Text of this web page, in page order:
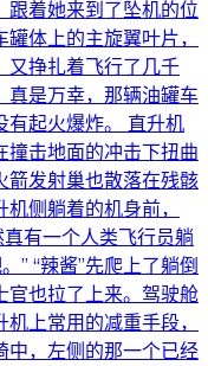
跟着她来到了坠机的位
体上的主旋翼叶片，
又挣扎着飞行了几千
真是万幸，那辆油罐车
有起火爆炸。 直升机
撞击地面的冲击下扭曲
箭发射巢也散落在残骸
侧躺着的机身前，
有一个人类飞行员躺
” “辣酱”先爬上了躺倒
官也拉了上来。驾驶舱
上常用的减重手段，
中，左侧的那一个已经